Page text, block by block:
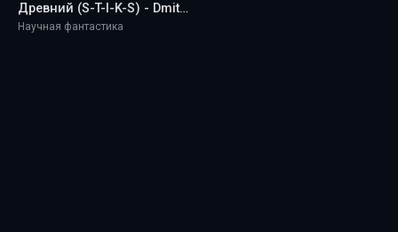
Древний (S-T-I-K-S) - Dmitriy Small
Научная фантастика